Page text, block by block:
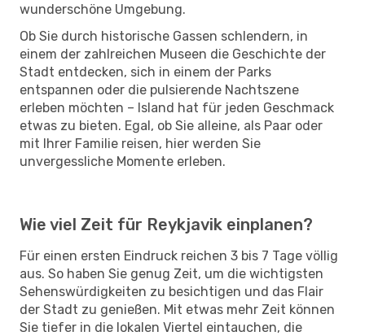
wunderschöne Umgebung.
Ob Sie durch historische Gassen schlendern, in
einem der zahlreichen Museen die Geschichte der
Stadt entdecken, sich in einem der Parks
entspannen oder die pulsierende Nachtszene
erleben möchten – Island hat für jeden Geschmack
etwas zu bieten. Egal, ob Sie alleine, als Paar oder
mit Ihrer Familie reisen, hier werden Sie
unvergessliche Momente erleben.
Wie viel Zeit für Reykjavik einplanen?
Für einen ersten Eindruck reichen 3 bis 7 Tage völlig
aus. So haben Sie genug Zeit, um die wichtigsten
Sehenswürdigkeiten zu besichtigen und das Flair
der Stadt zu genießen. Mit etwas mehr Zeit können
Sie tiefer in die lokalen Viertel eintauchen, die